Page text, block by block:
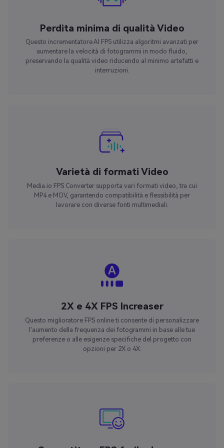
Perdita minima di qualità Video
Questo incrementatore AI FPS utilizza algoritmi avanzati per
aumentare la velocità di fotogrammi in modo fluido,
preservando la qualità video riducendo al minimo artefatti e
interruzioni.
Varietà di formati Video
Media.io FPS Converter supporta vari formati video, tra cui
MP4 e MOV, garantendo compatibilità e flessibilità per
lavorare con diverse fonti multimediali.
2X e 4X FPS Increaser
Questo miglioratore FPS online ti consente di personalizzare
l'aumento della frequenza dei fotogrammi in base alle tue
preferenze o alle esigenze specifiche del progetto con
opzioni per 2X o 4X.